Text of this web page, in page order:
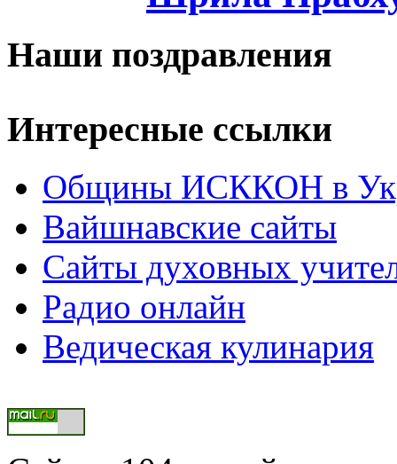
Наши поздравления
Интересные ссылки
Общины ИСККОН в
Вайшнавские сайты
Сайты духовных
Радио онлайн
Ведическая кулинария